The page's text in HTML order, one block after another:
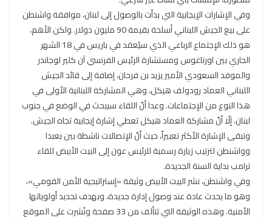
وفي الإشارات الإيجابية التي بدأت بالوصول إلى لبنان، موافقة واشنطن
على بيع الجيش اللبناني أسلحة بقيمة 90 مليون دولار. ولكن الأهم،
هو ذلك الإجتماع الرباعي الذي سيُعقد في باريس في 18 الشهر
الجاري بين اورتاغوس ومستشارة الرئيس الفرنسي آن كلير لوجاندر
والموفد السعودي الأمير يزيد بن فرحان، إضافة إلى قائد الجيش
اللبناني العماد رودولف هيكل، وهي المشاركة اللبنانية الأولى في
هذا النوع من الإجتماعات. وعدا أنّ اللقاء سيبحث في الوضع في جنوب
لبنان، إلّا أنّ مشاركة العماد هيكل تعطي إشارة إيجابية تجاه الجيش.
وتبقى الإشارة الأكثر تعبيراً، حيث أنّ الإتصالات ناشطة بين بعبدا
وواشنطن لترتيب زيارة رسمية للرئيس عون إلى البيت الأبيض للقاء
ترامب بداية السنة الجديدة.
وفي واشنطن، نشر البيت الأبيض وثيقة «إستراتيجية الأمن القومي»،
وهو ما يحدث عادة عند وصول إدارة جديدة، وبهدف تحديد أولوياتها
الأمنية. وهذه الوثيقة التي تتألف من 33 صفحة ونُشرت على الموقع